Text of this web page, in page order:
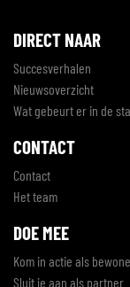
DIRECT NAAR
Succesverhalen
Nieuwsoverzicht
Wat gebeurt er in de
CONTACT
Contact
Het team
DOE MEE
Kom in actie als
Sluit je aan als partner